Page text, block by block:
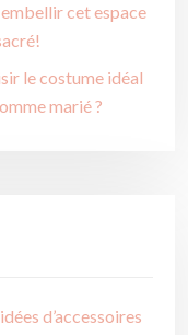
cet espace
le costume idéal
marié ?
d’accessoires